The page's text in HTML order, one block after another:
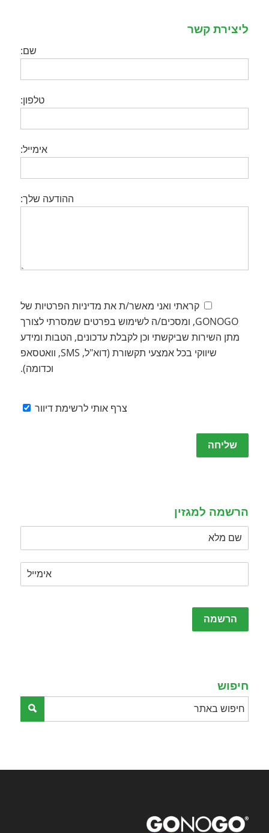
ליצירת קשר
שם:
טלפון:
אימייל:
ההודעה שלך:
קראתי ואני מאשר/ת את מדיניות הפרטיות של
GONOGO, ומסכים/ה לשימוש בפרטים שמסרתי לצורך
מתן השירות שביקשתי וכן לקבלת עדכונים, הטבות ומידע
שיווקי בכל אמצעי תקשורת (דוא"ל, SMS, וואטסאפ
וכדומה).
צרף אותי לרשימת דיוור
Please
leave
הרשמה למגזין
Please
leave
חיפוש